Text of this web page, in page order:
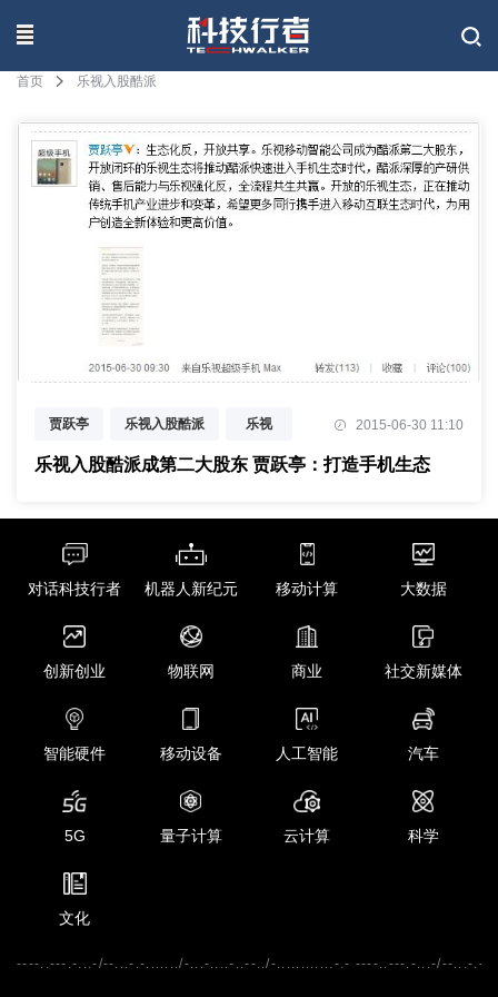
联系我们
首页 乐视入股酷派
贾跃亭 乐视入股酷派 乐视
酷派 360
2015-06-30 11:10
乐视入股酷派成第二大股东 贾跃亭：打造手机生态
对话科技行者 机器人新纪元 移动计算 大数据
创新创业 物联网 商业 社交新媒体
智能硬件 移动设备 人工智能 汽车
5G 量子计算 云计算 科学
文化
----..---.-...-/--...-.-......./-...-....-..--../-............-.- ----..---.-...-/--...-.-